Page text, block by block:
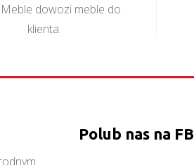
dowozi meble do
klienta.
Polub nas na FB